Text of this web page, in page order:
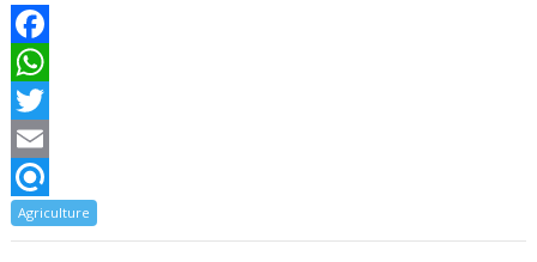
F
a
c
e
b
W
h
a
t
T
w
E
m
RAgriculture